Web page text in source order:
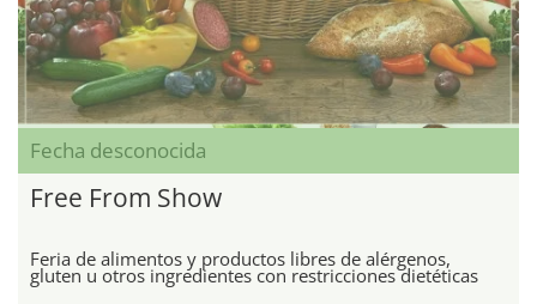
Fecha desconocida
Free From Show
Feria de alimentos y productos libres de alérgenos,
gluten u otros ingredientes con restricciones dietéticas